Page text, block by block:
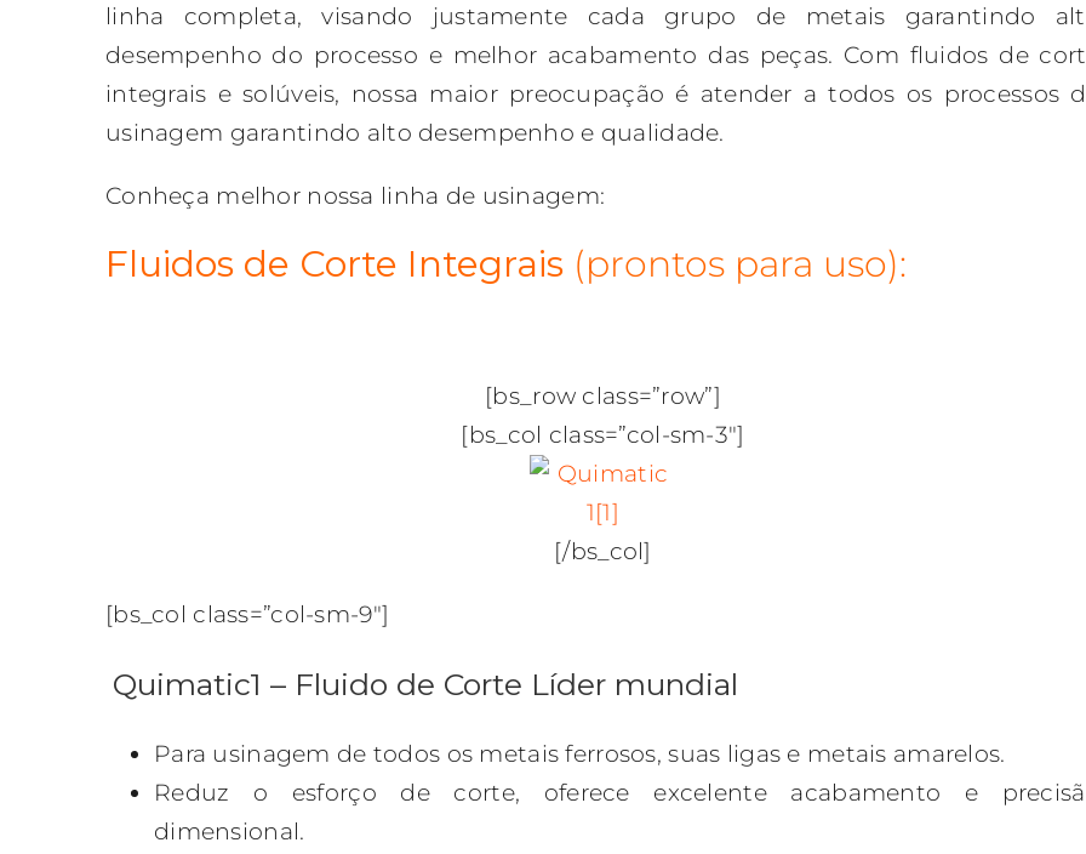
linha completa, visando justamente cada grupo de metais garantindo
desempenho do processo e melhor acabamento das peças. Com fluidos de
integrais e solúveis, nossa maior preocupação é atender a todos os processos
usinagem garantindo alto desempenho e qualidade.
Conheça melhor nossa linha de usinagem:
Fluidos de Corte Integrais (prontos para uso):
[bs_row class=”row”]
[bs_col class=”col-sm-3″]
[/bs_col]
[bs_col class=”col-sm-9″]
Quimatic1 – Fluido de Corte Líder mundial
Para usinagem de todos os metais ferrosos, suas ligas e metais amarelos.
Reduz o esforço de corte, oferece excelente acabamento e
dimensional.